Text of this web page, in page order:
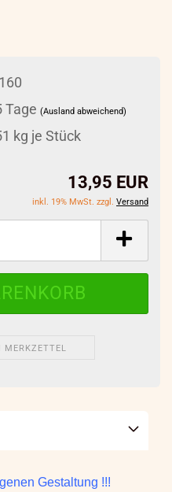
Tage (Ausland abweichend)
kg je Stück
13,95 EUR
inkl. 19% MwSt. zzgl. Versand
MERKZETTEL
Gestaltung !!!